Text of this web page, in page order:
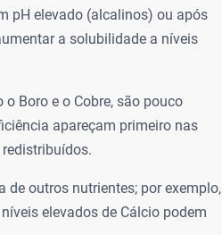
pH elevado (alcalinos) ou após
a solubilidade a níveis
Boro e o Cobre, são pouco
apareçam primeiro nas
de outros nutrientes; por exemplo,
elevados de Cálcio podem